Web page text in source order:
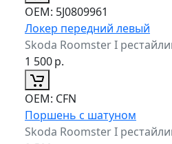
ОЕМ: 5J0809961
Локер передний левый
Skoda Roomster I
1 500р.
ОЕМ: CFN
Поршень с шатуном
Skoda Roomster I